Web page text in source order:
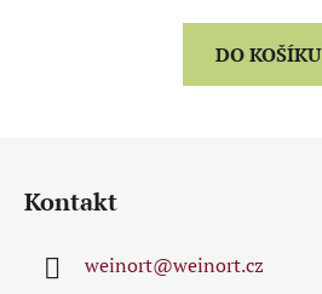
DO KOŠÍKU
Kontakt
weinort@weinort.cz